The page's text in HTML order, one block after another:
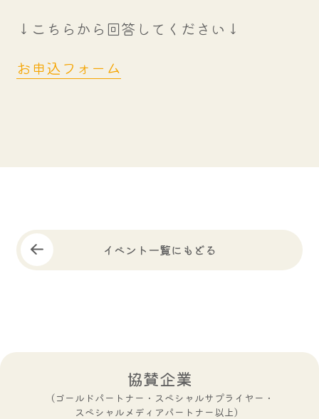
↓こちらから回答してください↓
お申込フォーム
イベント一覧にもどる
協賛企業
（ゴールドパートナー・スペシャルサプライヤー・
スペシャルメディアパートナー以上）